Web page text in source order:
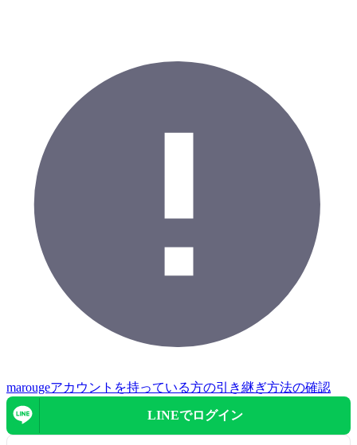
marougeアカウントを持っている方の引き継ぎ方法の確認
LINEでログイン